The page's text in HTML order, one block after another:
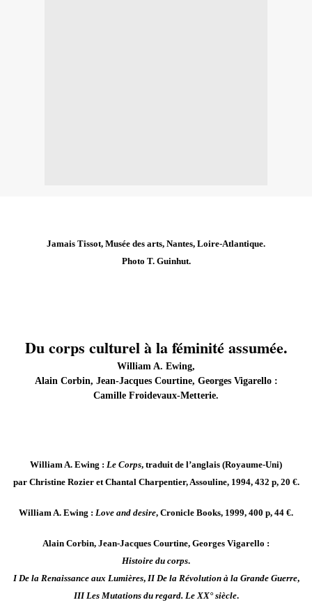
Jamais Tissot, Musée des arts, Nantes, Loire-Atlantique.
Photo T. Guinhut.
Du corps culturel à la féminité assumée.
William A. Ewing,
Alain Corbin, Jean-Jacques Courtine, Georges Vigarello :
Camille Froidevaux-Metterie.
William A. Ewing : Le Corps, traduit de l’anglais (Royaume-Uni)
par Christine Rozier et Chantal Charpentier, Assouline, 1994, 432 p, 20 €.
William A. Ewing : Love and desire, Cronicle Books, 1999, 400 p, 44 €.
Alain Corbin, Jean-Jacques Courtine, Georges Vigarello :
Histoire du corps.
I De la Renaissance aux Lumières, II De la Révolution à la Grande Guerre,
III Les Mutations du regard. Le XX° siècle.